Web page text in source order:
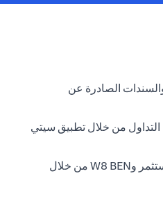
الصادرة عن
التداول من خلال تطبيق سيتي
ستحتاج أيضًا إلى أن يكون لديك ملف تعريف صالح لمخاطر المستثمر وإقرار W8 BEN US FATCA صالح قبل أن تتمكن من بدء التداول. يمكن تحديث ملف تعريف مخاطر المستثمر وW8 BEN من خلال